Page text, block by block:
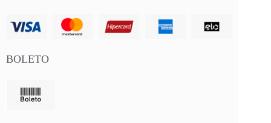
BOLETO